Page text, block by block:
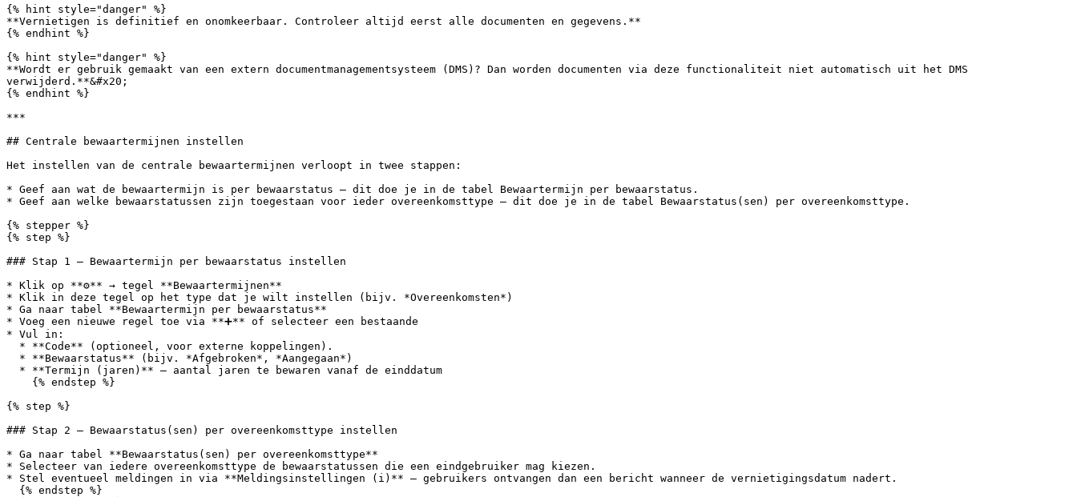
{% hint style="danger" %}
**Vernietigen is definitief en onomkeerbaar. Controleer altijd eerst alle documenten en gegevens.**
{% endhint %}
{% hint style="danger" %}
**Wordt er gebruik gemaakt van een extern documentmanagementsysteem (DMS)? Dan worden documenten via deze functionaliteit niet automatisch uit het DMS
verwijderd.**&#x20;
{% endhint %}
***
## Centrale bewaartermijnen instellen
Het instellen van de centrale bewaartermijnen verloopt in twee stappen:
* Geef aan wat de bewaartermijn is per bewaarstatus — dit doe je in de tabel Bewaartermijn per bewaarstatus.
* Geef aan welke bewaarstatussen zijn toegestaan voor ieder overeenkomsttype — dit doe je in de tabel Bewaarstatus(sen) per overeenkomsttype.
{% stepper %}
{% step %}
### Stap 1 — Bewaartermijn per bewaarstatus instellen
* Klik op **⚙️** → tegel **Bewaartermijnen**
* Klik in deze tegel op het type dat je wilt instellen (bijv. *Overeenkomsten*)
* Ga naar tabel **Bewaartermijn per bewaarstatus**
* Voeg een nieuwe regel toe via **➕** of selecteer een bestaande
* Vul in:
{% step %}
### Stap 2 — Bewaarstatus(sen) per overeenkomsttype instellen
* Ga naar tabel **Bewaarstatus(sen) per overeenkomsttype**
* Selecteer van iedere overeenkomsttype de bewaarstatussen die een eindgebruiker mag kiezen.
* Stel eventueel meldingen in via **Meldingsinstellingen (i)** — gebruikers ontvangen dan een bericht wanneer de vernietigingsdatum nadert.